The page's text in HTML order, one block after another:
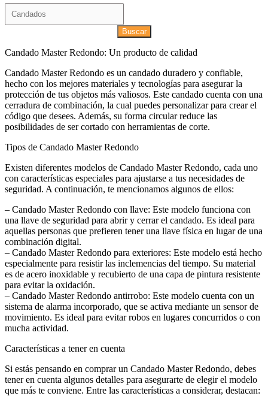
Buscar
Candado Master Redondo: Un producto de calidad
Candado Master Redondo es un candado duradero y confiable,
hecho con los mejores materiales y tecnologías para asegurar la
protección de tus objetos más valiosos. Este candado cuenta con una
cerradura de combinación, la cual puedes personalizar para crear el
código que desees. Además, su forma circular reduce las
posibilidades de ser cortado con herramientas de corte.
Tipos de Candado Master Redondo
Existen diferentes modelos de Candado Master Redondo, cada uno
con características especiales para ajustarse a tus necesidades de
seguridad. A continuación, te mencionamos algunos de ellos:
– Candado Master Redondo con llave: Este modelo funciona con
una llave de seguridad para abrir y cerrar el candado. Es ideal para
aquellas personas que prefieren tener una llave física en lugar de una
combinación digital.
– Candado Master Redondo para exteriores: Este modelo está hecho
especialmente para resistir las inclemencias del tiempo. Su material
es de acero inoxidable y recubierto de una capa de pintura resistente
para evitar la oxidación.
– Candado Master Redondo antirrobo: Este modelo cuenta con un
sistema de alarma incorporado, que se activa mediante un sensor de
movimiento. Es ideal para evitar robos en lugares concurridos o con
mucha actividad.
Características a tener en cuenta
Si estás pensando en comprar un Candado Master Redondo, debes
tener en cuenta algunos detalles para asegurarte de elegir el modelo
que más te conviene. Entre las características a considerar, destacan: